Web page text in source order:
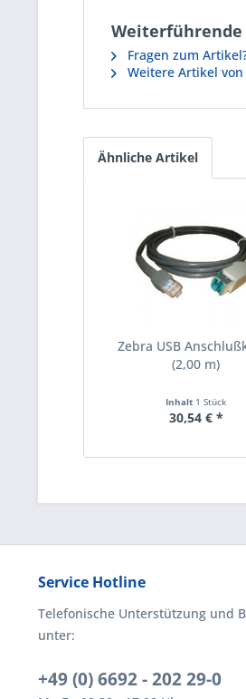
Weiterführende
Fragen zum
Weitere Artikel von
Ähnliche Artikel
Zebra USB
(2,00 m)
Inhalt 1 Stück
30,54 € *
Service Hotline
Telefonische Unterstützung und
unter:
+49 (0) 6692 - 202 29-0